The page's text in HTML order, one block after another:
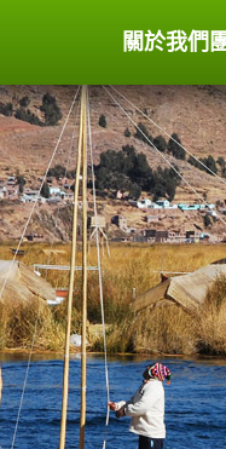
關於我們